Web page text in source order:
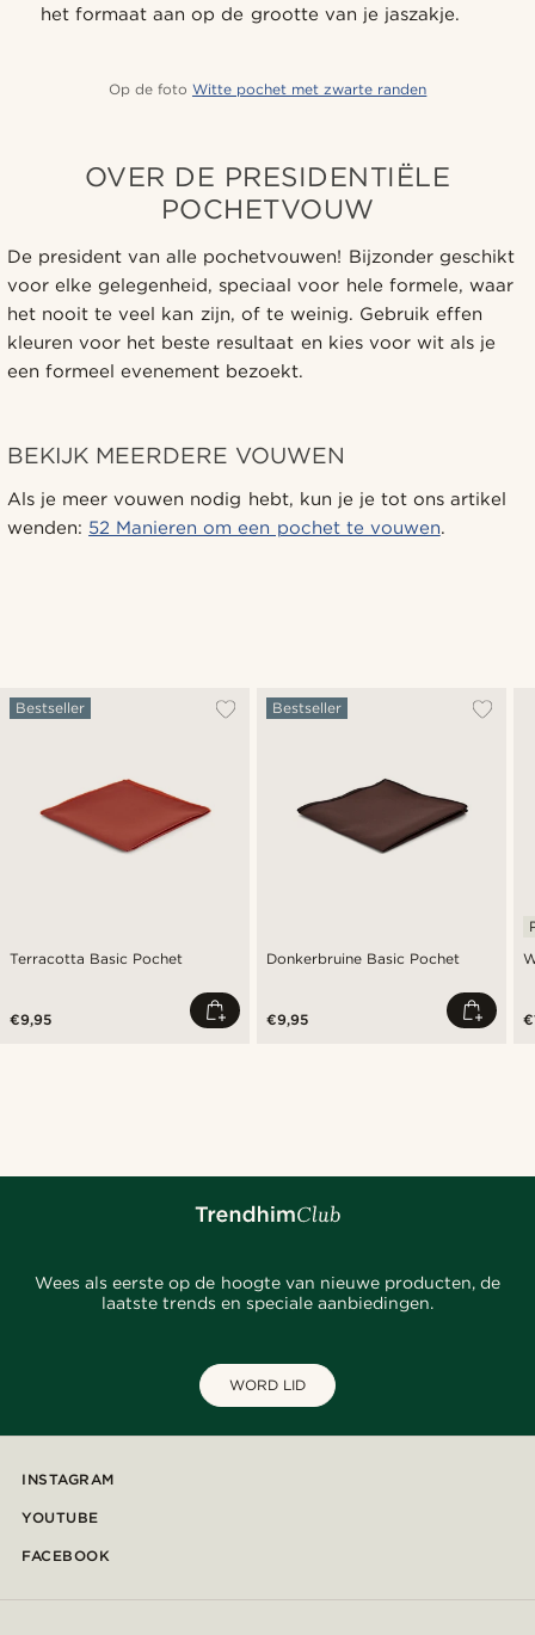
het formaat aan op de grootte van je jaszakje.
Op de foto Witte pochet met zwarte randen
OVER DE PRESIDENTIËLE
POCHETVOUW
De president van alle pochetvouwen! Bijzonder geschikt
voor elke gelegenheid, speciaal voor hele formele, waar
het nooit te veel kan zijn, of te weinig. Gebruik effen
kleuren voor het beste resultaat en kies voor wit als je
een formeel evenement bezoekt.
BEKIJK MEERDERE VOUWEN
Als je meer vouwen nodig hebt, kun je je tot ons artikel
wenden: 52 Manieren om een pochet te vouwen.
Terracotta Basic Pochet
Bestseller
€9,95
Donkerbruine Basic Pochet
Bestseller
€9,95
Wees als eerste op de hoogte van nieuwe producten, de
laatste trends en speciale aanbiedingen.
WORD LID
INSTAGRAM
YOUTUBE
FACEBOOK